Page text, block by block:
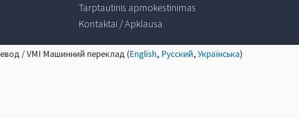
Tarptautinis apmokestinimas
Kontaktai / Apklausa
/ VMI Машинний переклад (English, Русский,Українська)